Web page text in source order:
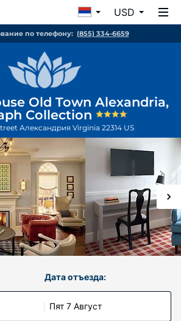
USD
по телефону: (855) 334-6659
Old Town Alexandria,
Collection
Александрия Virginia 22314 US
Дата отъезда:
Пят 7 Август